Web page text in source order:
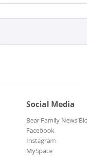
Social Media
Bear Family News
Facebook
Instagram
MySpace